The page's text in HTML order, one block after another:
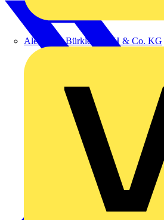
Alexander Bürkle GmbH & Co. KG